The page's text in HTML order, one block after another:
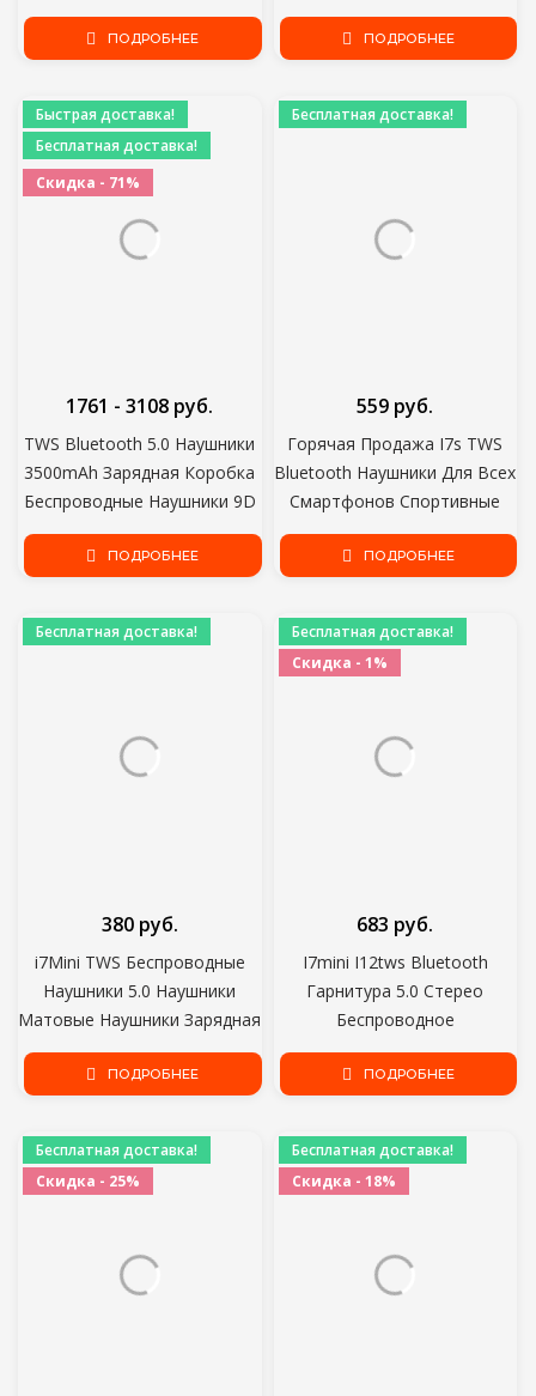
Водонепроницаемые
Наушники Спортивные
OPPO XIAOMI TWS
Музыкальная Гарнитура
ПОДРОБНЕЕ
Наушники AI Control Игровая
Гарнитура Стерео бас С
Шумоподавлением
ПОДРОБНЕЕ
Быстрая доставка!
Бесплатная доставка!
Скидка - 71%
TWS Bluetooth 5.0 Наушники
3500mAh Зарядная Коробка
Беспроводные Наушники 9D
Стерео Спортивные
Водонепроницаемые
Микрофоном
1761 - 3108 руб.
ПОДРОБНЕЕ
Бесплатная доставка!
Горячая Продажа I7s TWS
Bluetooth Наушники Для Всех
Смартфонов Спортивные
наушники Стерео Вкладыши
Беспроводные Bluetooth
559 руб.
ПОДРОБНЕЕ
Бесплатная доставка!
i7Mini TWS Беспроводные
Наушники 5.0 Наушники
Матовые Наушники Зарядная
Коробка Гарнитура
Наушники для xiaomi iphone
380 руб.
ПОДРОБНЕЕ
Бесплатная доставка!
Скидка - 1%
I7mini I12tws Bluetooth
Гарнитура 5.0 Стерео
Беспроводное
Позиционирование Pro3 Три
Поколения Bluetooth
683 руб.
ПОДРОБНЕЕ
Бесплатная доставка!
Скидка - 25%
Бесплатная доставка!
Скидка - 18%